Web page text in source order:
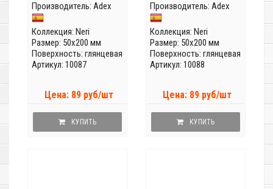
Производитель: Adex
Коллекция: Neri
Размер: 50x200 мм
Поверхность: глянцевая
Артикул: 10087
Цена: 89 руб/шт
КУПИТЬ
Производитель: Adex
Коллекция: Neri
Размер: 50x200 мм
Поверхность: глянцевая
Артикул: 10088
Цена: 89 руб/шт
КУПИТЬ